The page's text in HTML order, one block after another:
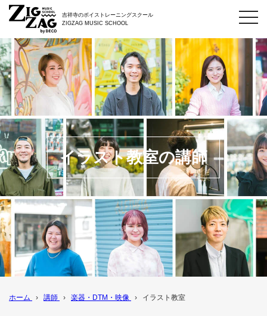
吉祥寺のボイストレーニングスクール
ZIGZAG MUSIC SCHOOL
イラスト教室の講師
ホーム › 講師 › 楽器・DTM・映像 › イラスト教室